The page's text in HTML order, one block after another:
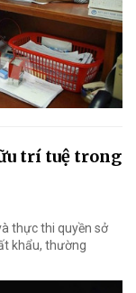
trí tuệ trong
thực thi quyền sở
khẩu, thường